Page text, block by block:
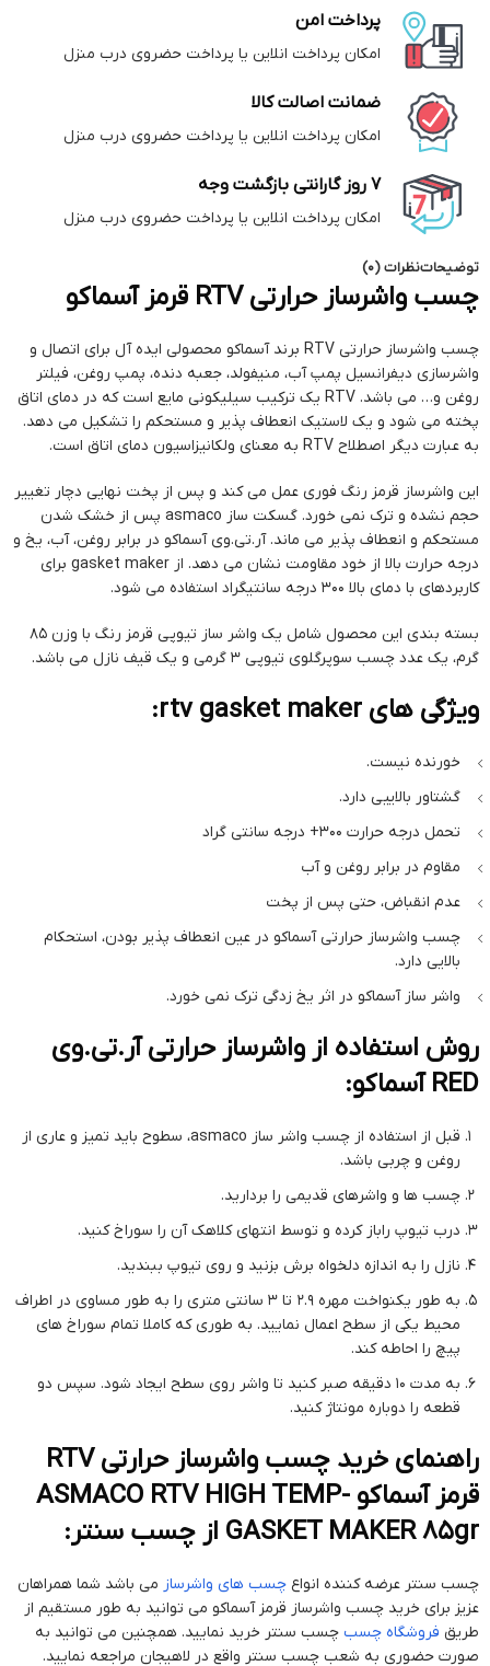
پرداخت امن
امکان پرداخت انلاین یا پرداخت حضروی درب منزل
ضمانت اصالت کالا
امکان پرداخت انلاین یا پرداخت حضروی درب منزل
7 روز گارانتی بازگشت وجه
امکان پرداخت انلاین یا پرداخت حضروی درب منزل
توضیحاتنظرات (0)
چسب واشرساز حرارتی RTV قرمز آسماکو
چسب واشرساز حرارتی RTV برند آسماکو محصولی ایده آل برای اتصال و
واشرسازی دیفرانسیل پمپ آب، منیفولد، جعبه دنده، پمپ روغن، فیلتر
روغن و… می باشد. RTV یک ترکیب سیلیکونی مایع است که در دمای اتاق
پخته می شود و یک لاستیک انعطاف پذیر و مستحکم را تشکیل می دهد.
به عبارت دیگر اصطلاح RTV به معنای ولکانیزاسیون دمای اتاق است.
این واشرساز قرمز رنگ فوری عمل می کند و پس از پخت نهایی دچار تغییر
حجم نشده و ترک نمی خورد. گسکت ساز asmaco پس از خشک شدن
مستحکم و انعطاف پذیر می ماند. آر.تی.وی آسماکو در برابر روغن، آب، یخ و
درجه حرارت بالا از خود مقاومت نشان می دهد. از gasket maker برای
کاربردهای با دمای بالا 300 درجه سانتیگراد استفاده می شود.
بسته بندی این محصول شامل یک واشر ساز تیوپی قرمز رنگ با وزن 85
گرم، یک عدد چسب سوپرگلوی تیوپی 3 گرمی و یک قیف نازل می باشد.
ویژگی های rtv gasket maker:
خورنده نیست.
گشتاور بالاییی دارد.
تحمل درجه حرارت 300+ درجه سانتی گراد
مقاوم در برابر روغن و آب
عدم انقباض، حتی پس از پخت
چسب واشرساز حرارتی آسماکو در عین انعطاف پذیر بودن، استحکام
بالایی دارد.
واشر ساز آسماکو در اثر یخ زدگی ترک نمی خورد.
روش استفاده از واشرساز حرارتی آر.تی.وی
RED آسماکو:
قبل از استفاده از چسب واشر ساز asmaco، سطوح باید تمیز و عاری از
روغن و چربی باشد.
چسب ها و واشرهای قدیمی را بردارید.
درب تیوپ راباز کرده و توسط انتهای کلاهک آن را سوراخ کنید.
نازل را به اندازه دلخواه برش بزنید و روی تیوپ ببندید.
به طور یکنواخت مهره 2.9 تا 3 سانتی متری را به طور مساوی در اطراف
محیط یکی از سطح اعمال نمایید. به طوری که کاملا تمام سوراخ های
پیچ را احاطه کند.
به مدت 10 دقیقه صبر کنید تا واشر روی سطح ایجاد شود. سپس دو
قطعه را دوباره مونتاژ کنید.
راهنمای خرید چسب واشرساز حرارتی RTV
قرمز آسماکو ASMACO RTV HIGH TEMP-
GASKET MAKER 85gr از چسب سنتر:
چسب سنتر عرضه کننده انواع چسب های واشرساز می باشد شما همراهان
عزیز برای خرید چسب واشرساز قرمز آسماکو می توانید به طور مستقیم از
طریق فروشگاه چسب چسب سنتر خرید نمایید. همچنین می توانید به
صورت حضوری به شعب چسب سنتر واقع در لاهیجان مراجعه نمایید.